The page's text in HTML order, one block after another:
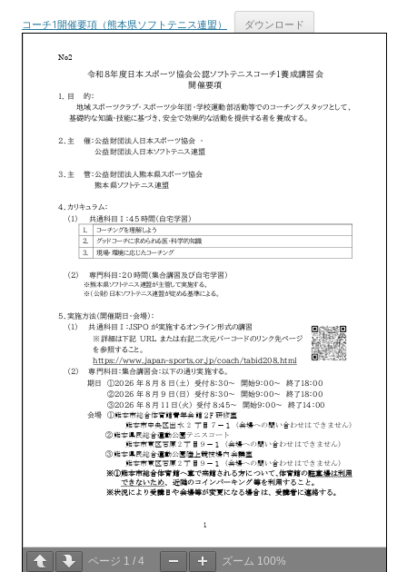
コーチ1開催要項（熊本県ソフトテニス連盟） ダウンロード
ページ 1 / 4 ズーム 100%